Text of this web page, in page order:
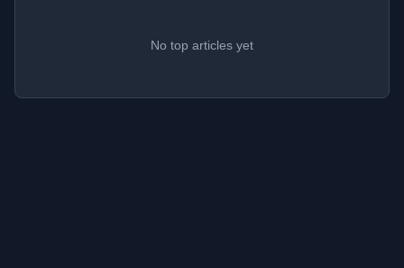
No top articles yet